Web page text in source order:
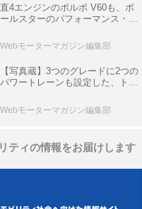
直4エンジンのボルボ V60も、ポ
ールスターのパフォーマンス・パ
と昔の新車】
Webモーターマガジン編集部
【写真蔵】3つのグレードに2つの
パワートレーンも設定した、トヨ
Webモーターマガジン編集部
ティの情報をお届けします